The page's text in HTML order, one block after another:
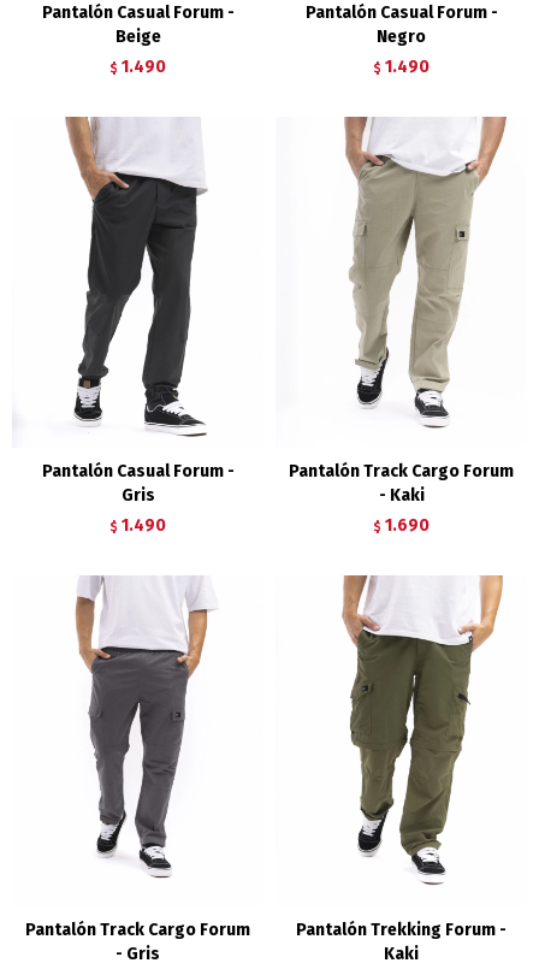
Pantalón Casual Forum -
Beige
$ 1.490
Pantalón Casual Forum -
Negro
$ 1.490
Pantalón Casual Forum -
Gris
$ 1.490
Pantalón Track Cargo Forum
- Kaki
$ 1.690
Pantalón Track Cargo Forum
- Gris
Pantalón Trekking Forum -
Kaki